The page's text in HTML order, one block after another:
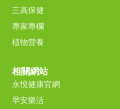
三高保健
專家專欄
植物營養
相關網站
永悅健康官網
早安樂活